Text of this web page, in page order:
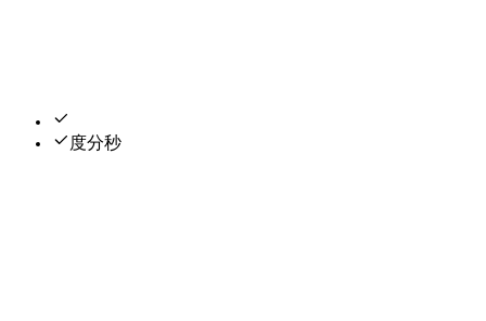
Reconoce prefijos N/S/E/O, signos ± y caracteres de grado chinos (度/分/秒).